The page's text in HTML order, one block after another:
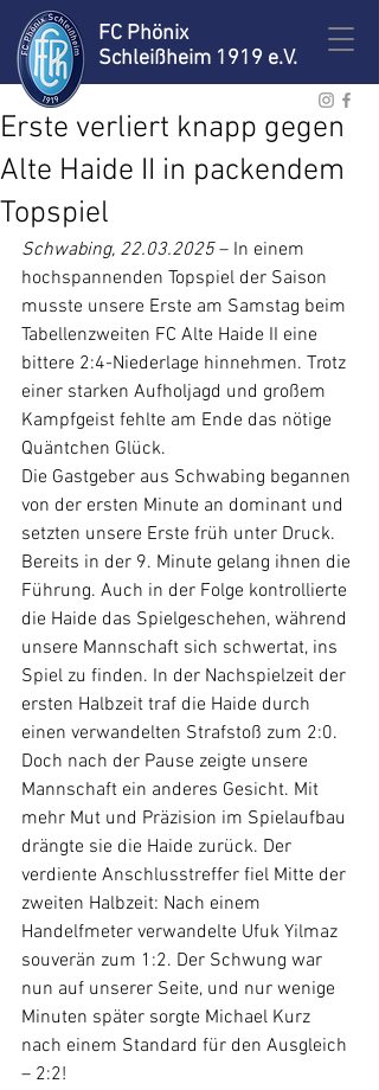
FC Phönix
Schleißheim 1919 e.V.
Erste verliert knapp gegen
Alte Haide II in packendem
Topspiel
Schwabing, 22.03.2025 – In einem
hochspannenden Topspiel der Saison
musste unsere Erste am Samstag beim
Tabellenzweiten FC Alte Haide II eine
bittere 2:4-Niederlage hinnehmen. Trotz
einer starken Aufholjagd und großem
Kampfgeist fehlte am Ende das nötige
Quäntchen Glück.
Die Gastgeber aus Schwabing begannen
von der ersten Minute an dominant und
setzten unsere Erste früh unter Druck.
Bereits in der 9. Minute gelang ihnen die
Führung. Auch in der Folge kontrollierte
die Haide das Spielgeschehen, während
unsere Mannschaft sich schwertat, ins
Spiel zu finden. In der Nachspielzeit der
ersten Halbzeit traf die Haide durch
einen verwandelten Strafstoß zum 2:0.
Doch nach der Pause zeigte unsere
Mannschaft ein anderes Gesicht. Mit
mehr Mut und Präzision im Spielaufbau
drängte sie die Haide zurück. Der
verdiente Anschlusstreffer fiel Mitte der
zweiten Halbzeit: Nach einem
Handelfmeter verwandelte Ufuk Yilmaz
souverän zum 1:2. Der Schwung war
nun auf unserer Seite, und nur wenige
Minuten später sorgte Michael Kurz
nach einem Standard für den Ausgleich
– 2:2!